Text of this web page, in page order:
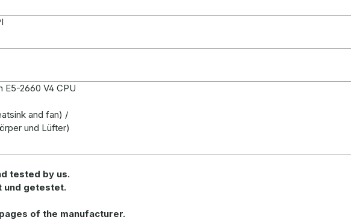
E5-2660 V4 CPU
and fan) /
und Lüfter)
tested by us.
und getestet.
of the manufacturer.